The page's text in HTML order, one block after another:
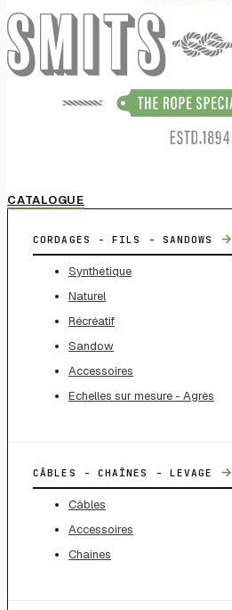
CATALOGUE
CORDAGES - FILS - SANDOWS →
Synthétique
Naturel
Récréatif
Sandow
Accessoires
Echelles sur mesure - Agrès
CÂBLES - CHAÎNES - LEVAGE →
Câbles
Accessoires
Chaines